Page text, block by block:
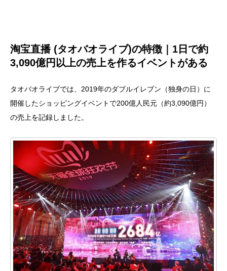
淘宝直播 (タオバオライブ)の特徴｜1日で約
3,090億円以上の売上を作るイベントがある
タオバオライブでは、2019年のダブルイレブン（独身の日）に
開催したショッピングイベントで200億人民元（約3,090億円）
の売上を記録しました。